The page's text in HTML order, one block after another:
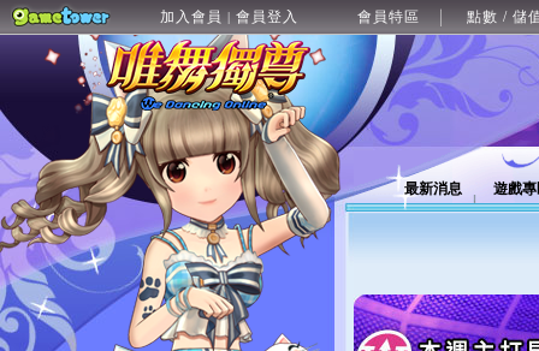
加入會員 | 會員登入 會員特區 點數 / 儲
最新消息 遊戲